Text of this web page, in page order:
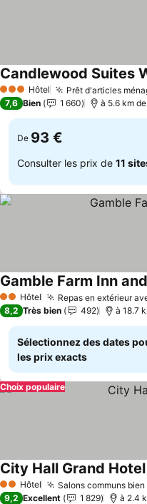
3 ÉtoilesHôtel Prêt d'articles
Candlewood Suites
7,6 Bien 1 660 à 5.6 km
De 93 €
Consulter les prix de 11
2 Étoiles
Hôtel Repas en extérieur
Gamble Farm Inn
8,2 Très bien 492 à 18.7
Sélectionnez des dates
les prix exacts
Choix populaire
2 Étoiles
Hôtel Salons communs bien
City Hall Grand Hotel
9,2 Excellent 1 829 à 2.4